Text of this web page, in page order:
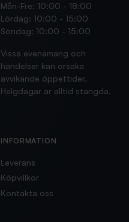
Mån-Fre: 10:00 - 18:00
Lördag: 10:00 - 15:00
Söndag: 10:00 - 15:00
Vissa evenemang och
händelser kan orsaka
avvikande öppettider.
Helgdagar är alltid stängda.
INFORMATION
Leverans
Köpvillkor
Kontakta oss